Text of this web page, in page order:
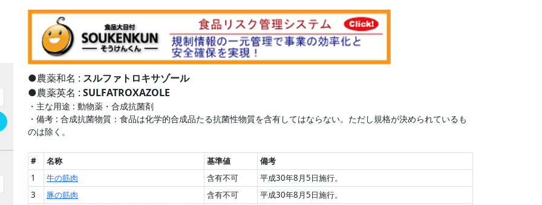
●農薬和名 : スルファトロキサゾール
●農薬英名 : SULFATROXAZOLE
・主な用途 : 動物薬・合成抗菌剤
・備考 : 合成抗菌物質：食品は化学的合成品たる抗菌性物質を含有してはならない。ただし規格が決められているも
のは除く。
# 名称 基準値
備考
1
牛の筋肉 含有不可
平成30年8月5日施行。
3
豚の筋肉 含有不可
平成30年8月5日施行。